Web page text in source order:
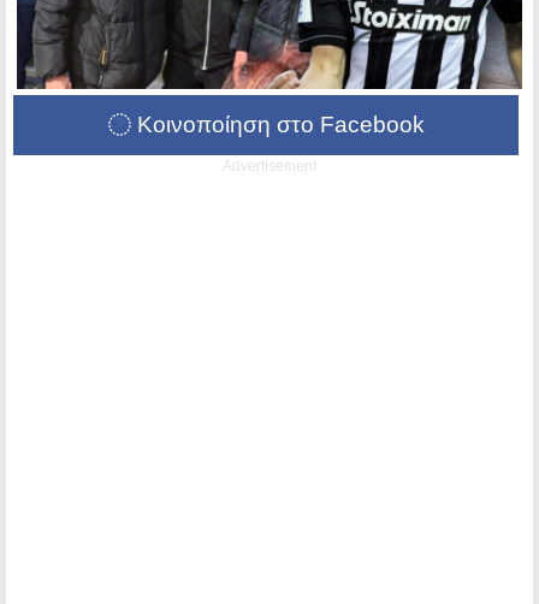
Κοινοποίηση στο Facebook
Advertisement